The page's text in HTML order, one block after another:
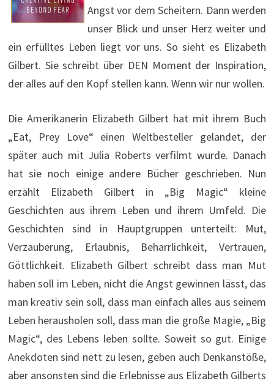
Angst vor dem Scheitern. Dann werden
unser Blick und unser Herz weiter und
ein erfülltes Leben liegt vor uns. So sieht es Elizabeth
Gilbert. Sie schreibt über DEN Moment der Inspiration,
der alles auf den Kopf stellen kann. Wenn wir nur wollen.
Die Amerikanerin Elizabeth Gilbert hat mit ihrem Buch
„Eat, Prey Love“ einen Weltbesteller gelandet, der
später auch mit Julia Roberts verfilmt wurde. Danach
hat sie noch einige andere Bücher geschrieben. Nun
erzählt Elizabeth Gilbert in „Big Magic“ kleine
Geschichten aus ihrem Leben und ihrem Umfeld. Die
Geschichten sind in Hauptgruppen unterteilt: Mut,
Verzauberung, Erlaubnis, Beharrlichkeit, Vertrauen,
Göttlichkeit. Elizabeth Gilbert schreibt dass man Mut
haben soll im Leben, nicht die Angst gewinnen lässt, das
man kreativ sein soll, dass man einfach alles aus seinem
Leben herausholen soll, dass man die große Magie, „Big
Magic“, des Lebens leben sollte. Soweit so gut. Einige
Anekdoten sind nett zu lesen, geben auch Denkanstöße,
aber ansonsten sind die Erlebnisse aus Elizabeth Gilberts